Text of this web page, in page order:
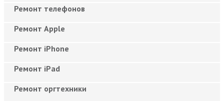
Ремонт телефонов
Ремонт Apple
Ремонт iPhone
Ремонт iPad
Ремонт оргтехники